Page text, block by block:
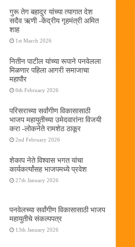
गुरू तेग बहादुर यांच्या त्यागात देश
सदैव ऋणी -केंद्रीय गृहमंत्री अमित
शाह
1st March 2026
नितीन पाटील यांच्या रूपाने पनवेलला
मिळणार पहिला आगरी समाजाचा
महापौर
6th February 2026
परिसराच्या सर्वांगीण विकासासाठी
भाजप महायुतीच्या उमेदवारांना विजयी
करा -लोकनेते रामशेठ ठाकूर
2nd February 2026
शेकाप नेते विश्वास भगत यांचा
कार्यकर्त्यांसह भाजपमध्ये प्रवेश
27th January 2026
पनवेलच्या सर्वांगीण विकासासाठी भाजप
महायुतीचे संकल्पपत्र
13th January 2026